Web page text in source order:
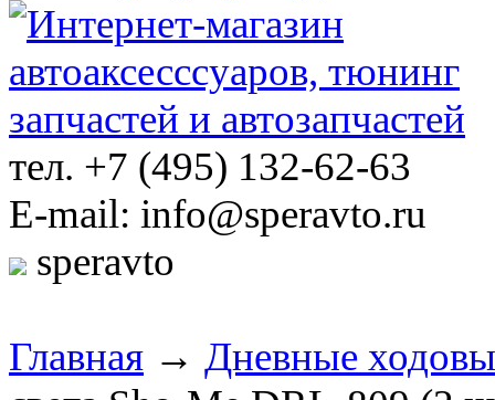
тел. +7 (495) 132-62-63
E-mail: info@speravto.ru
speravto
Главная → Дневные